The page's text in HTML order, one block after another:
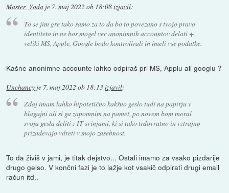
Master_Yoda je 7. maj 2022 ob 18:08izjavil:
To se jim gre tako samo za to da bo to povezano s tvojo pravo
identiteto in ne bos mogel vec anonimnih accountov delati +
veliki MS, Apple, Google bodo kontrolirali in imeli vse podatke.
Kašne anonimne accounte lahko odpiraš pri MS, Applu ali googlu ?
Unchancy je 7. maj 2022 ob 18:13izjavil:
Zdaj imam lahko hipotetično kakšno geslo tudi na papirju v
blagajni ali si ga zapomnim na pamet, po novem bom moral
svoja gesla deliti z IT svinjami, ki si tako trdovratno in vztrajnp
prizadevajo vdreti v mojo zasebnost.
To da živiš v jami, je titak dejstvo... Ostali imamo za vsako pizdarije
drugo gelso. V končni fazi je to lažje kot vsakič odpirati drugi email
račun itd..